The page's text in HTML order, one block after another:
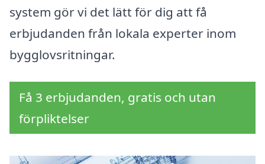
system gör vi det lätt för dig att få
erbjudanden från lokala experter inom
bygglovsritningar.
Få 3 erbjudanden, gratis och utan
förpliktelser